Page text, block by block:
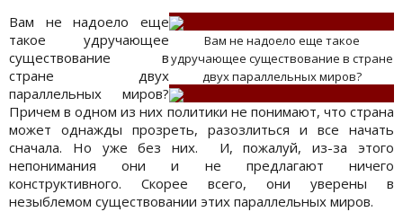
Вам не надоело еще такое
удручающее существование в стране
двух параллельных миров?
Вам не надоело еще
такое удручающее
существование в
стране двух
параллельных миров?
Причем в одном из них политики не понимают, что страна
может однажды прозреть, разозлиться и все начать
сначала. Но уже без них. И, пожалуй, из-за этого
непонимания они и не предлагают ничего
конструктивного. Скорее всего, они уверены в
незыблемом существовании этих параллельных миров.